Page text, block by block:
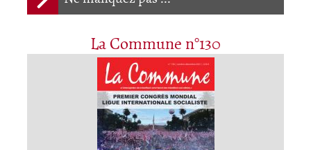
La Commune n°130